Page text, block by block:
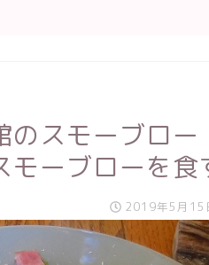
のスモーブロ
モーブローを食
2019年5月15